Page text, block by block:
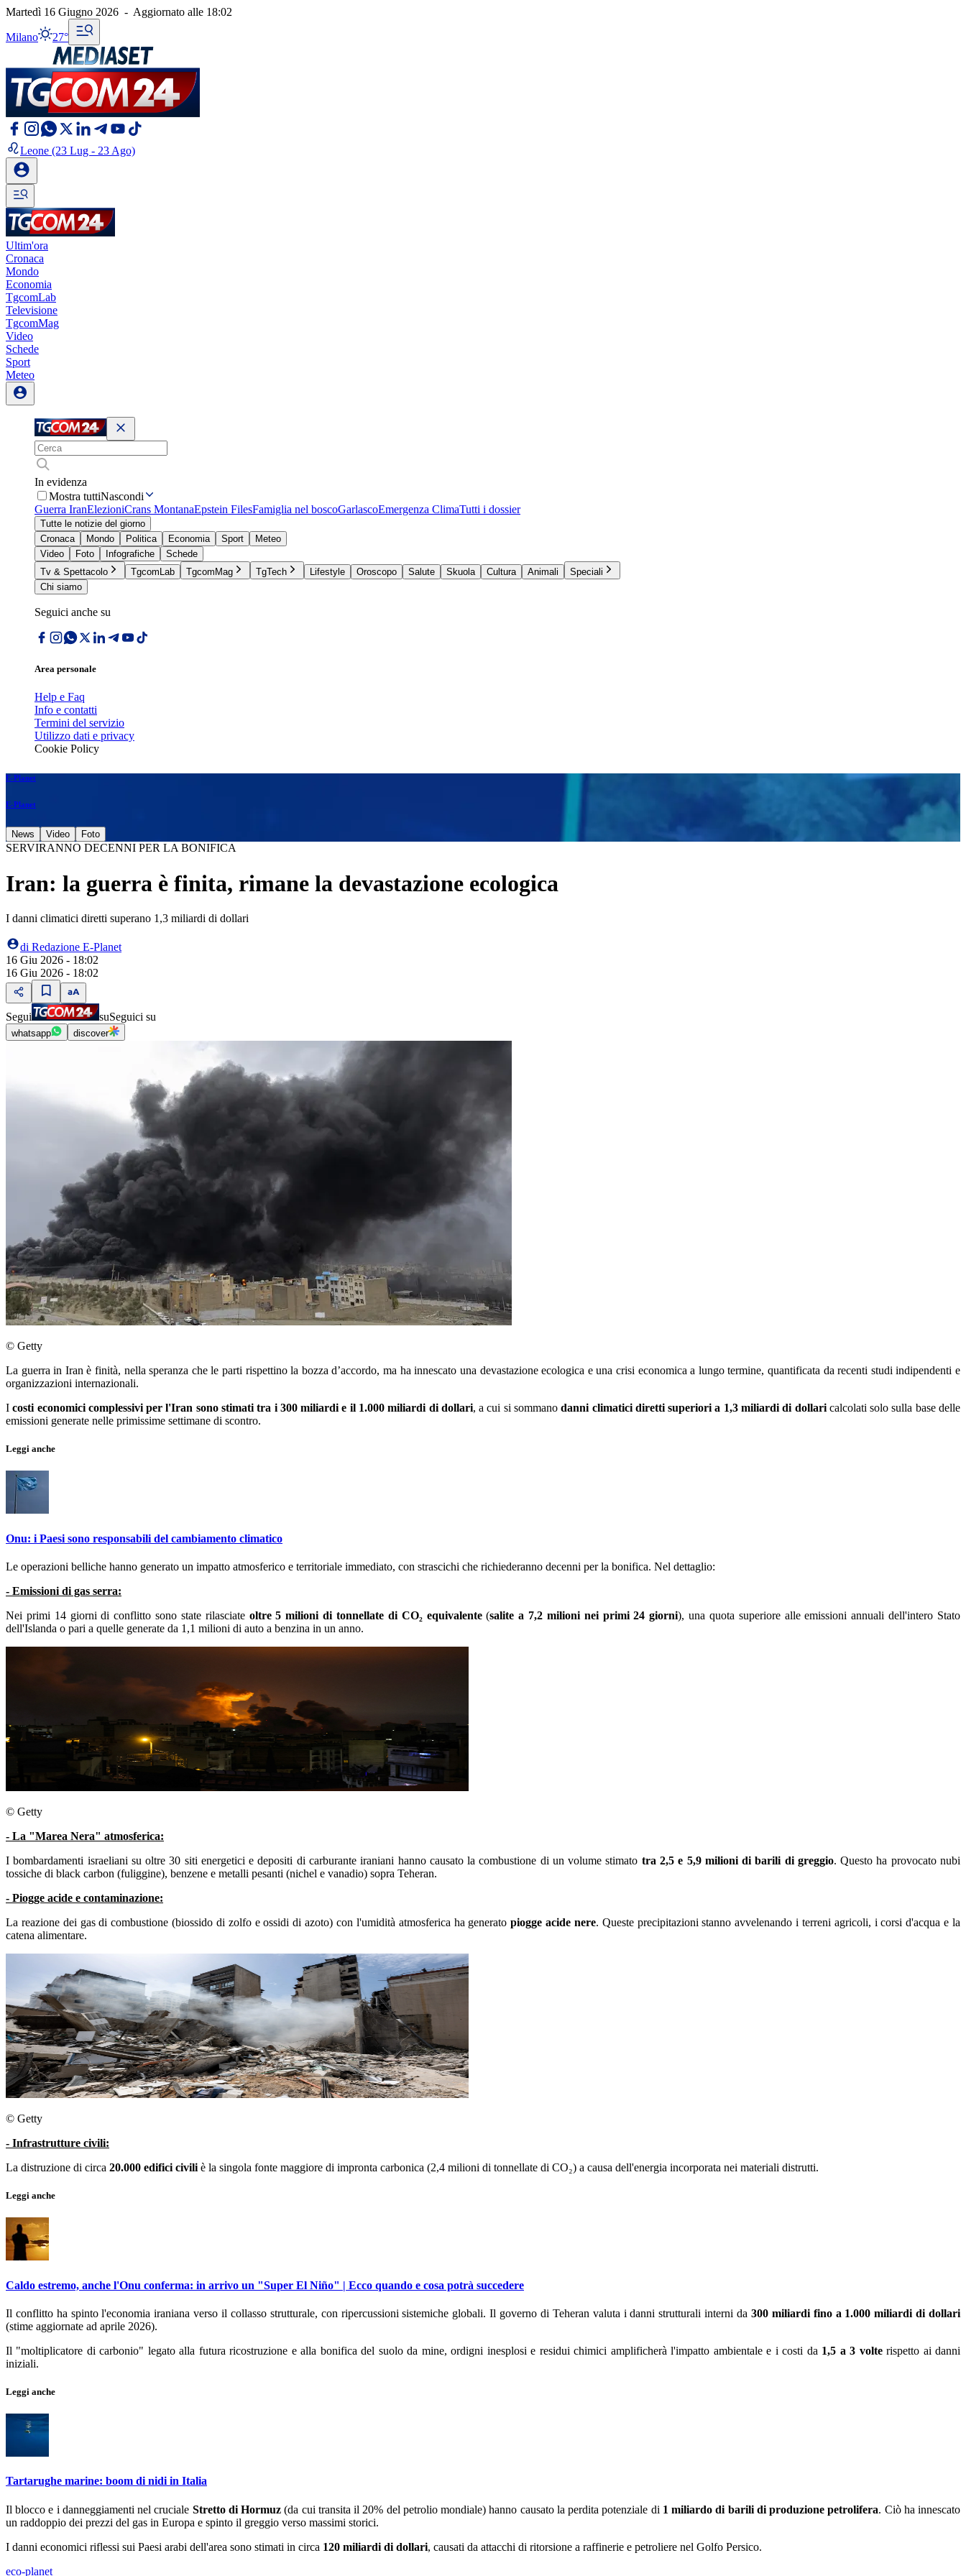
Martedì 16 Giugno 2026 - Aggiornato alle 18:02
Milano 27°
Leone (23 Lug - 23 Ago)
Ultim'ora
Cronaca
Mondo
Economia
TgcomLab
Televisione
TgcomMag
Video
Schede
Sport
Meteo
In evidenza
Mostra tuttiNascondi
Guerra IranElezioniCrans MontanaEpstein FilesFamiglia nel boscoGarlascoEmergenza ClimaTutti i dossier
Tutte le notizie del giorno
Cronaca
Mondo Politica Economia Sport
Meteo
Video
Foto Infografiche
Schede
Tv & Spettacolo
TgcomLab TgcomMag TgTech Lifestyle Oroscopo Salute Skuola Cultura Animali
Speciali
Chi siamo
Seguici anche su
Area personale
Help e Faq
Info e contatti
Termini del servizio
Utilizzo dati e privacy
Cookie Policy
E-Planet
E-Planet
News Video Foto
SERVIRANNO DECENNI PER LA BONIFICA
Iran: la guerra è finita, rimane la devastazione ecologica
I danni climatici diretti superano 1,3 miliardi di dollari
di Redazione E-Planet
16 Giu 2026 - 18:02
16 Giu 2026 - 18:02
Segui suSeguici su
whatsapp discover
© Getty
La guerra in Iran è finità, nella speranza che le parti rispettino la bozza d’accordo, ma ha innescato una devastazione ecologica e una crisi economica a lungo termine, quantificata da recenti studi indipendenti e
organizzazioni internazionali.
Icosti economici complessivi per l'Iran sono stimati tra i 300 miliardi e il 1.000 miliardi di dollari, a cui si sommanodanni climatici diretti superiori a 1,3 miliardi di dollaricalcolati solo sulla base delle
emissioni generate nelle primissime settimane di scontro.
Leggi anche
Onu: i Paesi sono responsabili del cambiamento climatico
Le operazioni belliche hanno generato un impatto atmosferico e territoriale immediato, con strascichi che richiederanno decenni per la bonifica. Nel dettaglio:
- Emissioni di gas serra:
Nei primi 14 giorni di conflitto sono state rilasciate oltre 5 milioni di tonnellate di CO₂ equivalente(salite a 7,2 milioni nei primi 24 giorni), una quota superiore alle emissioni annuali dell'intero Stato
dell'Islanda o pari a quelle generate da 1,1 milioni di auto a benzina in un anno.
© Getty
- La "Marea Nera" atmosferica:
I bombardamenti israeliani su oltre 30 siti energetici e depositi di carburante iraniani hanno causato la combustione di un volume stimato tra 2,5 e 5,9 milioni di barili di greggio. Questo ha provocato nubi
tossiche di black carbon (fuliggine), benzene e metalli pesanti (nichel e vanadio) sopra Teheran.
- Piogge acide e contaminazione:
La reazione dei gas di combustione (biossido di zolfo e ossidi di azoto) con l'umidità atmosferica ha generatopiogge acide nere. Queste precipitazioni stanno avvelenando i terreni agricoli, i corsi d'acqua e la
catena alimentare.
© Getty
- Infrastrutture civili:
La distruzione di circa 20.000 edifici civili è la singola fonte maggiore di impronta carbonica (2,4 milioni di tonnellate di CO₂) a causa dell'energia incorporata nei materiali distrutti.
Leggi anche
Caldo estremo, anche l'Onu conferma: in arrivo un "Super El Niño" | Ecco quando e cosa potrà succedere
Il conflitto ha spinto l'economia iraniana verso il collasso strutturale, con ripercussioni sistemiche globali. Il governo di Teheran valuta i danni strutturali interni da 300 miliardi fino a 1.000 miliardi di dollari
(stime aggiornate ad aprile 2026).
Il "moltiplicatore di carbonio" legato alla futura ricostruzione e alla bonifica del suolo da mine, ordigni inesplosi e residui chimici amplificherà l'impatto ambientale e i costi da 1,5 a 3 volterispetto ai danni
iniziali.
Leggi anche
Tartarughe marine: boom di nidi in Italia
Il blocco e i danneggiamenti nel cruciale Stretto di Hormuz (da cui transita il 20% del petrolio mondiale) hanno causato la perdita potenziale di 1 miliardo di barili di produzione petrolifera. Ciò ha innescato
un raddoppio dei prezzi del gas in Europa e spinto il greggio verso massimi storici.
I danni economici riflessi sui Paesi arabi dell'area sono stimati in circa 120 miliardi di dollari, causati da attacchi di ritorsione a raffinerie e petroliere nel Golfo Persico.
eco-planet